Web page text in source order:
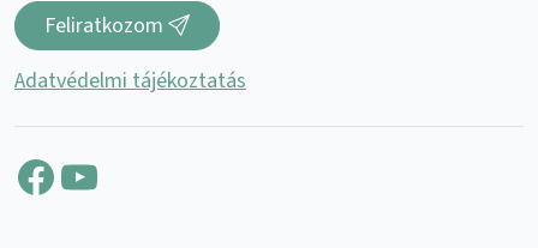
Feliratkozom
Adatvédelmi tájékoztatás
Facebook
YouTube